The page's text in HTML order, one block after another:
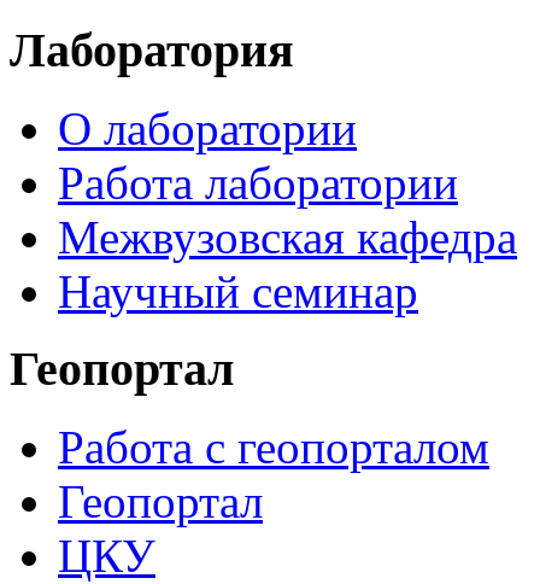
Лаборатория
О лаборатории
Работа лаборатории
Межвузовская кафедра
Научный семинар
Геопортал
Работа с геопорталом
Геопортал
ЦКУ